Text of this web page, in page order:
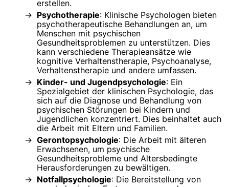
erstellen.
Psychotherapie: Klinische Psychologen bieten
psychotherapeutische Behandlungen an, um
Menschen mit psychischen
Gesundheitsproblemen zu unterstützen. Dies
kann verschiedene Therapieansätze wie
kognitive Verhaltenstherapie, Psychoanalyse,
Verhaltenstherapie und andere umfassen.
Kinder- und Jugendpsychologie: Ein
Spezialgebiet der klinischen Psychologie, das
sich auf die Diagnose und Behandlung von
psychischen Störungen bei Kindern und
Jugendlichen konzentriert. Dies beinhaltet auch
die Arbeit mit Eltern und Familien.
Gerontopsychologie: Die Arbeit mit älteren
Erwachsenen, um psychische
Gesundheitsprobleme und Altersbedingte
Herausforderungen zu bewältigen.
Notfallpsychologie: Die Bereitstellung von